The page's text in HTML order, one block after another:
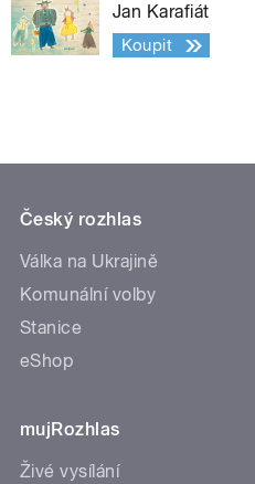
Jan Karafiát
Koupit
Český rozhlas
Válka na Ukrajině
Komunální volby
Stanice
eShop
mujRozhlas
Živé vysílání